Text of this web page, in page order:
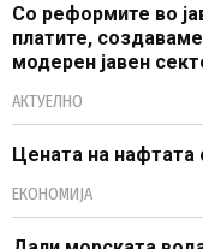
Со реформите во
платите,
модерен јавен
АКТУЕЛНО
Цената на нафтата
ЕКОНОМИЈА